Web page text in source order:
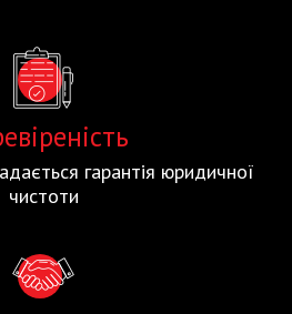
гарантія юридичної
чистоти